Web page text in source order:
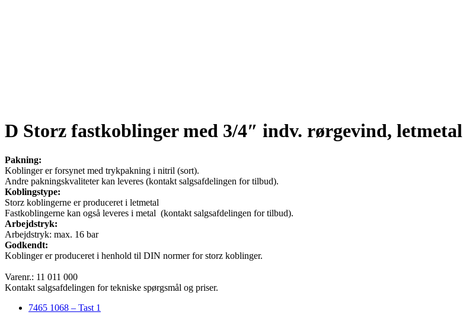
D Storz fastkoblinger med 3/4″ indv. rørgevind, letmetal
Pakning:
Koblinger er forsynet med trykpakning i nitril (sort).
Andre pakningskvaliteter kan leveres (kontakt salgsafdelingen for tilbud).
Koblingstype:
Storz koblingerne er produceret i letmetal
Fastkoblingerne kan også leveres i metal (kontakt salgsafdelingen for tilbud).
Arbejdstryk:
Arbejdstryk: max. 16 bar
Godkendt:
Koblinger er produceret i henhold til DIN normer for storz koblinger.
Varenr.: 11 011 000
Kontakt salgsafdelingen for tekniske spørgsmål og priser.
7465 1068 – Tast 1